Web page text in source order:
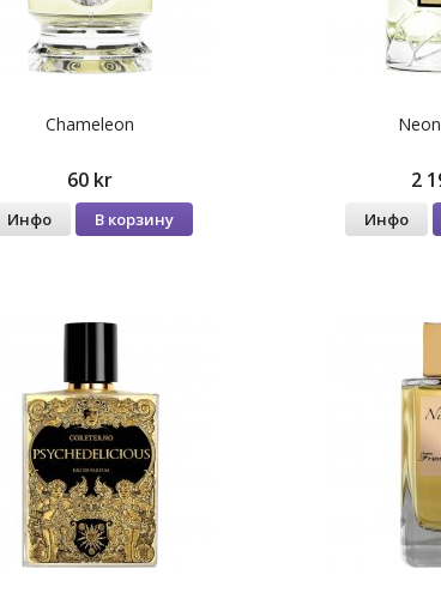
Chameleon
60 kr
Инфо В корзину
2
Инфо